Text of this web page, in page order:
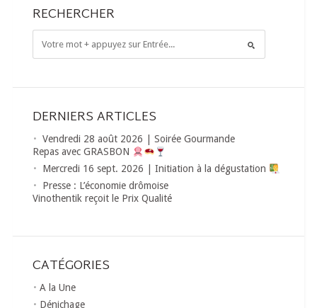
RECHERCHER
DERNIERS ARTICLES
Vendredi 28 août 2026 | Soirée Gourmande
Repas avec GRASBON
Mercredi 16 sept. 2026 | Initiation à la dégustation
Presse : L’économie drômoise
Vinothentik reçoit le Prix Qualité
CATÉGORIES
A la Une
Dénichage